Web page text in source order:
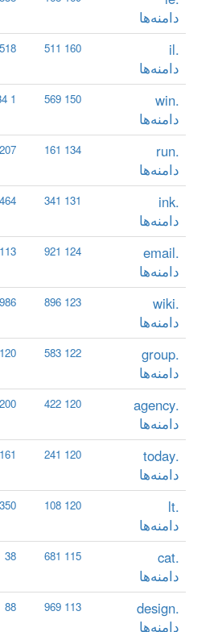
دامنه‌ها
.il
دامنه‌ها
160 511
518
.win
دامنه‌ها
150 569
1 934
.run
دامنه‌ها
134 161
207
.ink
دامنه‌ها
131 341
464
.email
دامنه‌ها
124 921
113
.wiki
دامنه‌ها
123 896
986
.group
دامنه‌ها
122 583
120
.agency
دامنه‌ها
120 422
200
.today
دامنه‌ها
120 241
161
.lt
دامنه‌ها
120 108
350
.cat
دامنه‌ها
115 681
38
.design
دامنه‌ها
113 969
88